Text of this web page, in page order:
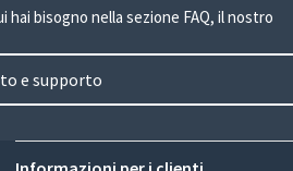
bisogno nella sezione FAQ, il nostro
e supporto